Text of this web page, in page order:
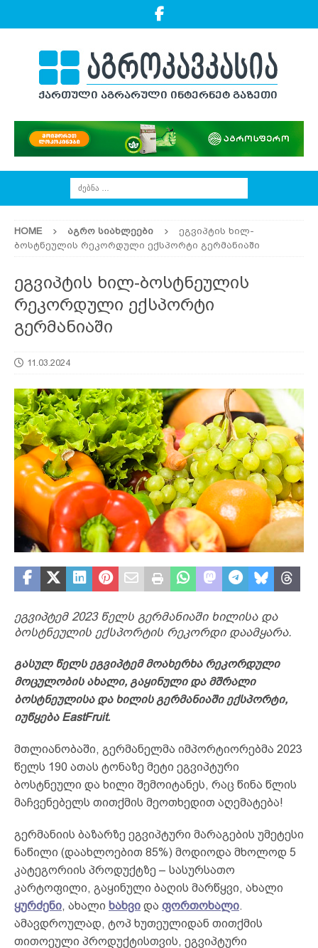
HOME ᲐᲒᲠᲝ ᲡᲘᲐᲮᲚᲔᲔᲑᲘ
ეგვიპტის ხილ-
ბოსტნეულის რეკორდული ექსპორტი გერმანიაში
ეგვიპტის ხილ-ბოსტნეულის
რეკორდული ექსპორტი
გერმანიაში
11.03.2024
ეგვიპტემ 2023 წელს გერმანიაში ხილისა და
ბოსტნეულის ექსპორტის რეკორდი დაამყარა.
გასულ წელს ეგვიპტემ მოახერხა რეკორდული
მოცულობის ახალი, გაყინული და მშრალი
ბოსტნეულისა და ხილის გერმანიაში ექსპორტი,
იუწყება EastFruit.
მთლიანობაში, გერმანელმა იმპორტიორებმა 2023
წელს 190 ათას ტონაზე მეტი ეგვიპტური
ბოსტნეული და ხილი შემოიტანეს, რაც წინა წლის
მაჩვენებელს თითქმის მეოთხედით აღემატება!
გერმანიის ბაზარზე ეგვიპტური მარაგების უმეტესი
ნაწილი (დაახლოებით 85%) მოდიოდა მხოლოდ 5
კატეგორიის პროდუქტზე – სასურსათო
კარტოფილი, გაყინული ბაღის მარწყვი, ახალი
ყურძენი, ახალი ხახვი და ფორთოხალი.
ამავდროულად, ტოპ ხუთეულიდან თითქმის
თითოეული პროდუქტისთვის, ეგვიპტური